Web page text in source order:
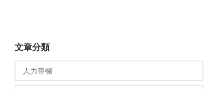
文章分類
人力專欄